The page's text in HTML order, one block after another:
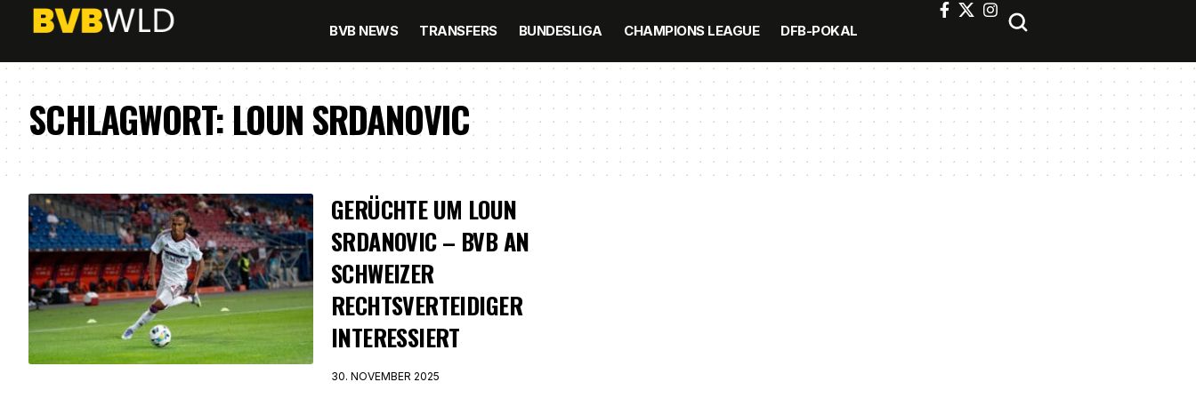
BVB NEWS TRANSFERS BUNDESLIGA CHAMPIONS LEAGUE DFB-POKAL
SCHLAGWORT:LOUN SRDANOVIC
GERÜCHTE UM LOUN
SRDANOVIC – BVB AN
SCHWEIZER
RECHTSVERTEIDIGER
INTERESSIERT
30. NOVEMBER 2025